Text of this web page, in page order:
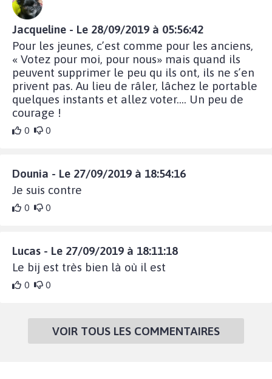
Jacqueline - Le 28/09/2019 à 05:56:42
Pour les jeunes, c’est comme pour les anciens,
« Votez pour moi, pour nous» mais quand ils
peuvent supprimer le peu qu ils ont, ils ne s’en
privent pas. Au lieu de râler, lâchez le portable
quelques instants et allez voter.... Un peu de
courage !
0 0
Dounia - Le 27/09/2019 à 18:54:16
Je suis contre
0 0
Lucas - Le 27/09/2019 à 18:11:18
Le bij est très bien là où il est
0 0
VOIR TOUS LES COMMENTAIRES